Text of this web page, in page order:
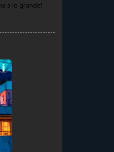
a lo grande!